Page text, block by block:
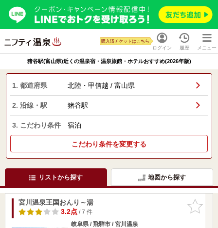
ログイン
購入済チケットはこちら
履歴 メニュー
猪谷駅(富山県)近くの温泉宿・温泉旅館・ホテルおすすめ(2026年版)
1. 都道府県 北陸・甲信越 / 富山県
2. 沿線・駅 猪谷駅
3. こだわり条件 宿泊
こだわり条件を変更する
リストから探す 地図から探す
お気に入
りに追加
宮川温泉王国おんり～湯
3.2点/ 7 件
岐阜県 / 飛騨市 / 宮川温泉